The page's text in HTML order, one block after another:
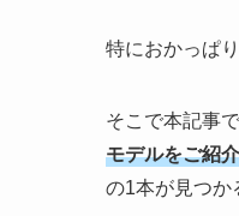
特におかっぱ
そこで本記事で
モデルをご紹介
の1本が見つか